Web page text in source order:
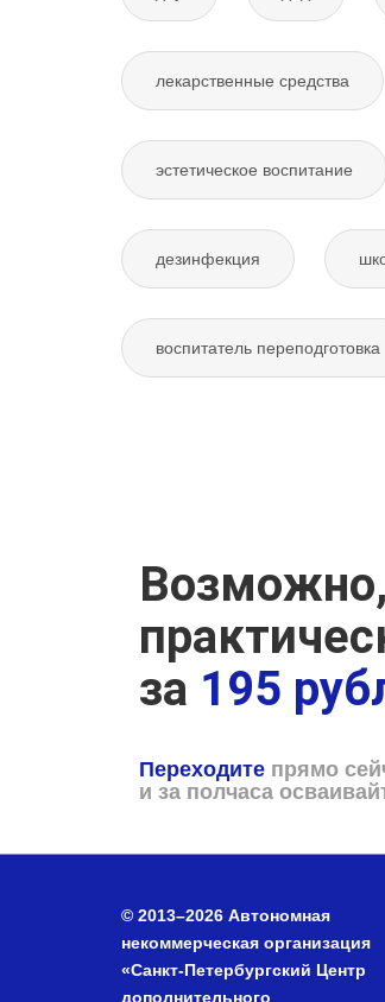
лекарственные средства
эстетическое воспитание
дезинфекция
воспитатель переподготовка
за 195
Переходите прямо
и за полчаса
© 2013–2026 Автономная
некоммерческая организация
«Санкт-Петербургский Центр
дополнительного